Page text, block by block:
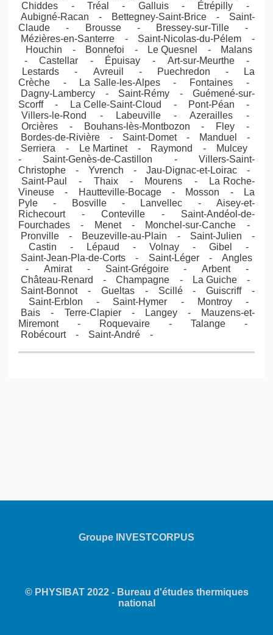
Chiddes - Tréal - Galluis - Étrépilly -
Aubigné-Racan - Bettegney-Saint-Brice - Saint-
Claude - Brousse - Bressey-sur-Tille -
Mézières-en-Santerre - Saint-Nicolas-du-Pélem -
Houchin - Bonnefoi - Le Quesnel - Malans
- Castellar - Épuisay - Art-sur-Meurthe -
Lestards - Avreuil - Puechredon - La
Crèche - La Salle-les-Alpes - Fontaines -
Dagny-Lambercy - Saint-Rémy - Guémené-sur-
Scorff - La Celle-Saint-Cloud - Pont-Péan -
Villers-le-Rond - Labeuville - Azerailles -
Orcières - Bouhans-lès-Montbozon - Fley -
Bordes-de-Rivière - Saint-Domet - Manduel -
Serriera - Le Martinet - Raymond - Mulcey
- Saint-Genès-de-Castillon - Villers-Saint-
Christophe - Yvrench - Jau-Dignac-et-Loirac -
Saint-Paul - Thaix - Mourens - La Roche-
Vineuse - Hautteville-Bocage - Mosson - La
Pyle - Bosville - Lanvellec - Aisey-et-
Richecourt - Conteville - Saint-Andéol-de-
Fourchades - Menet - Monchel-sur-Canche -
Pronville - Beuzeville-au-Plain - Saint-Julien -
Castin - Lépaud - Volnay - Gibel -
Saint-Jean-Pla-de-Corts - Saint-Léger - Angles
- Amirat - Saint-Grégoire - Arbent -
Château-Renard - Champagne - La Guiche -
Saint-Bonnot - Gueltas - Scillé - Guiscriff -
Saint-Erblon - Saint-Hymer - Montroy -
Bais - Terre-Clapier - Langey - Mauzens-et-
Miremont - Roquevaire - Talange -
Robécourt - Saint-André -
Groupe INVESTCORPUS
© PHYSIBAT 2022 - Bureau d'études thermiques
national